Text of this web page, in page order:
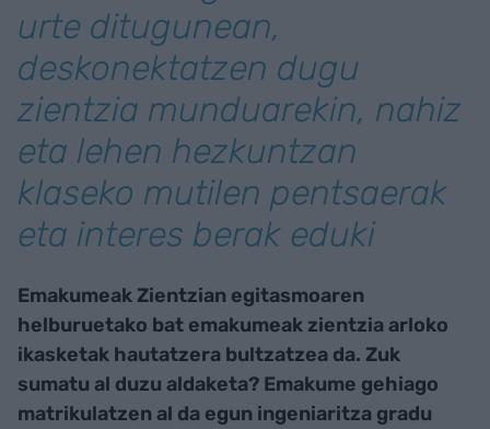
urte ditugunean,
deskonektatzen dugu
zientzia munduarekin, nahiz
eta lehen hezkuntzan
klaseko mutilen pentsaerak
eta interes berak eduki
Emakumeak Zientzian egitasmoaren
helburuetako bat emakumeak zientzia arloko
ikasketak hautatzera bultzatzea da. Zuk
sumatu al duzu aldaketa? Emakume gehiago
matrikulatzen al da egun ingeniaritza gradu